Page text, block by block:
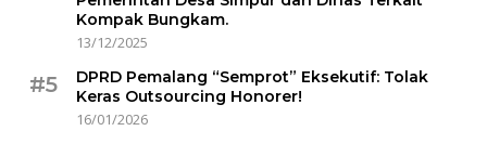
Kompak Bungkam.
13/12/2025
#5
DPRD Pemalang “Semprot” Eksekutif: Tolak
Keras Outsourcing Honorer!
16/01/2026